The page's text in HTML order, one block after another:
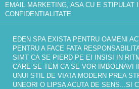
EMAIL MARKETING, ASA CU E STIPULAT
CONFIDENTIALITATE
EDEN SPA EXISTA PENTRU OAMENI
PENTRU A FACE FATA
SIMT CA SE PIERD PE EI INSISI IN
CARE SE TEM CA SE VOR IMBOLNAVI
UNUI STIL DE VIATA MODERN PREA
UNEORI O LIPSA ACUTA DE SENS...SI